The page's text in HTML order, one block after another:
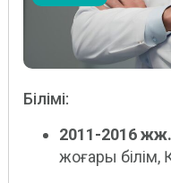
Білімі:
2011-2016 жж.
жоғары білім,